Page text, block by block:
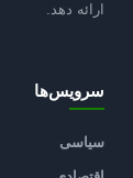
ارائه دهد.
سرویس‌ها
سیاسی